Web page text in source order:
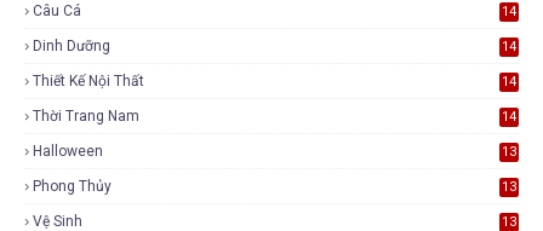
Câu Cá 14
Dinh Dưỡng 14
Thiết Kế Nội Thất 14
Thời Trang Nam 14
Halloween 13
Phong Thủy 13
Vệ Sinh 13